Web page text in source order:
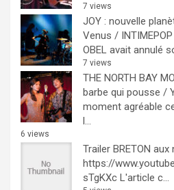
7 views
JOY : nouvelle
Venus /
OBEL avait annulé
7 views
THE NORTH BAY
barbe qui pousse /
moment agréable
l...
6 views
Trailer BRETON
https://
sTgKXc L'article c...